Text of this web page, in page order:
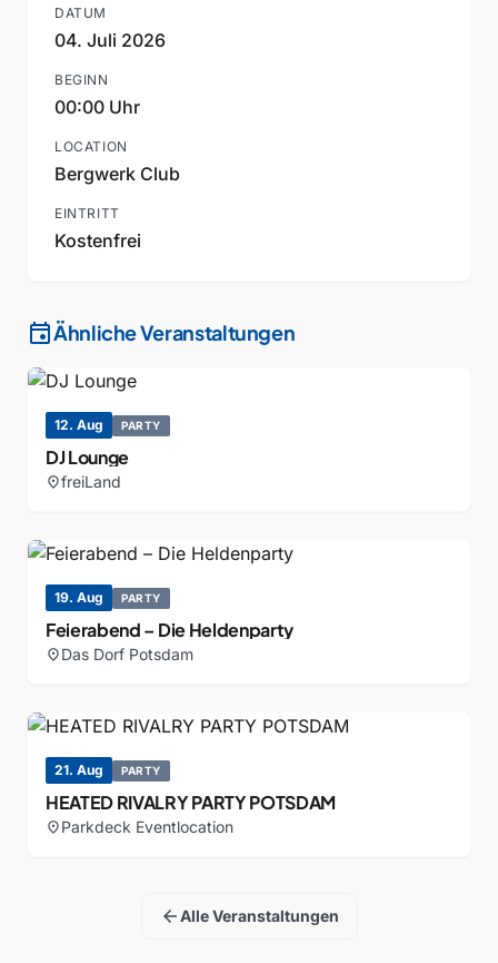
DATUM
04. Juli 2026
BEGINN
00:00 Uhr
LOCATION
Bergwerk Club
EINTRITT
Kostenfrei
eventÄhnliche Veranstaltungen
12. Aug PARTY
DJ Lounge
location_onfreiLand
19. Aug PARTY
Feierabend – Die Heldenparty
location_onDas Dorf Potsdam
21. Aug PARTY
HEATED RIVALRY PARTY POTSDAM
location_onParkdeck Eventlocation
arrow_backAlle Veranstaltungen